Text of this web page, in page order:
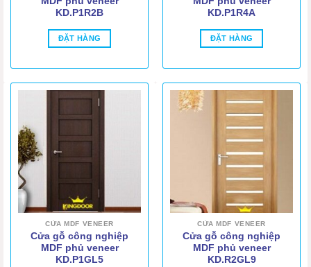
KD.P1R2B
ĐẶT HÀNG
KD.P1R4A
ĐẶT HÀNG
CỬA MDF VENEER
Cửa gỗ công nghiệp
MDF phủ veneer
KD.P1GL5
CỬA MDF VENEER
Cửa gỗ công nghiệp
MDF phủ veneer
KD.R2GL9